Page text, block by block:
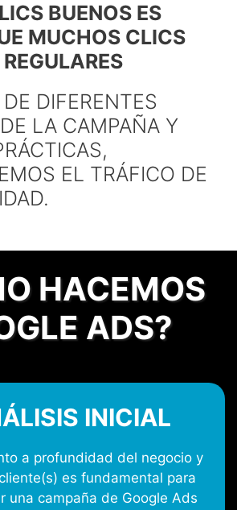
BUENOS ES
MUCHOS CLICS
DIFERENTES
LA CAMPAÑA Y
EL TRÁFICO DE
HACEMOS
ADS?
INICIAL
a profundidad del negocio y
es fundamental para
una campaña de Google Ads